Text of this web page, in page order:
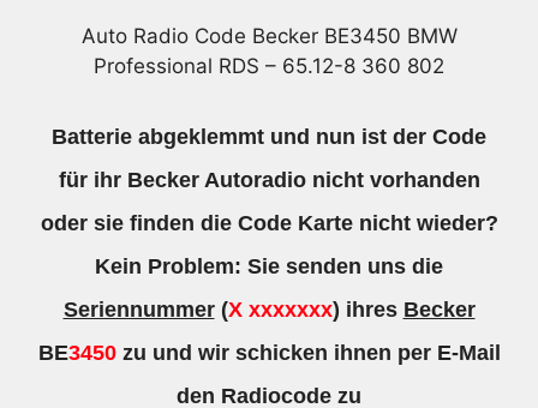
Auto Radio Code Becker BE3450 BMW
Professional RDS – 65.12-8 360 802
Batterie abgeklemmt und nun ist der Code
für ihr Becker Autoradio nicht vorhanden
oder sie finden die Code Karte nicht wieder?
Kein Problem: Sie senden uns die
Seriennummer(X xxxxxxx) ihres Becker
BE3450zu und wir schicken ihnen per E-Mail
den Radiocode zu